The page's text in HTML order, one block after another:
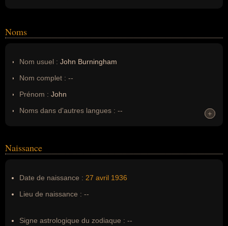
Noms
Nom usuel : John Burningham
Nom complet : --
Prénom : John
Noms dans d'autres langues : --
Nom de famille :Burningham
+
+
Naissance
Date de naissance : 27 avril 1936
Lieu de naissance : --
Signe astrologique du zodiaque : --